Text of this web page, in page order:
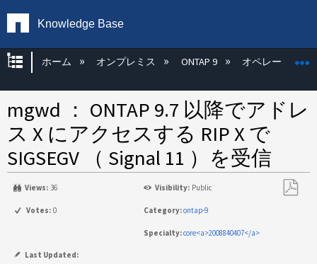
Knowledge Base
グローバル階層を展開/折りたたむ
ホーム オンプレミス ONTAP 9 オペレーティン
mgwd ： ONTAP 9.7 以降でアドレ
ス X にアクセスする RIP X で
SIGSEGV （ Signal 11 ）を受信
Views: 36 Visibility: Public
Votes: 0 Category:ontap-9
Specialty:core<a>2008840407</a>
Last Updated: